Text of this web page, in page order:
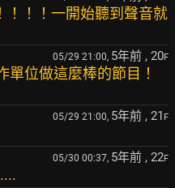
！！！一開始聽到聲音就
05/29 21:00, 5年前 , 20F
單位做這麼棒的節目！
05/29 21:00, 5年前 , 21 F
05/30 00:37, 5年前 , 22F